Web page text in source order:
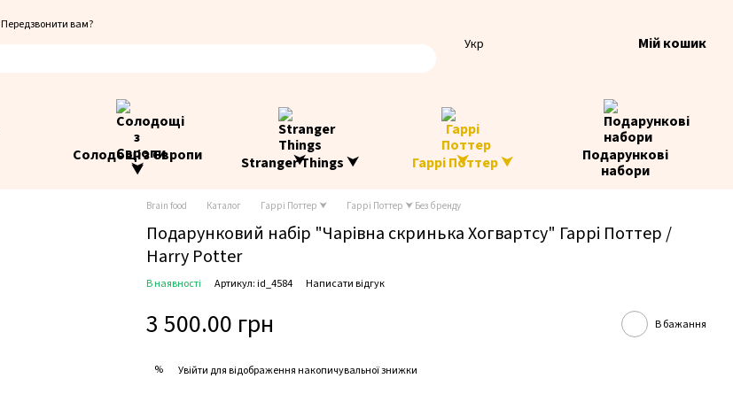
Передзвонити вам?
Укр Мій кошик
Солодощі з Європи
⮟
Stranger Things ⮟ Гаррі Поттер ⮟
Подарункові
набори
Brain food Каталог Гаррі Поттер ⮟ Гаррі Поттер ⮟ Без бренду
Подарунковий набір "Чарівна скринька Хогвартсу" Гаррі Поттер /
Harry Potter
В наявності Артикул: id_4584 Написати відгук
3 500.00 грн В бажання
% Увійтидля відображення накопичувальної знижки